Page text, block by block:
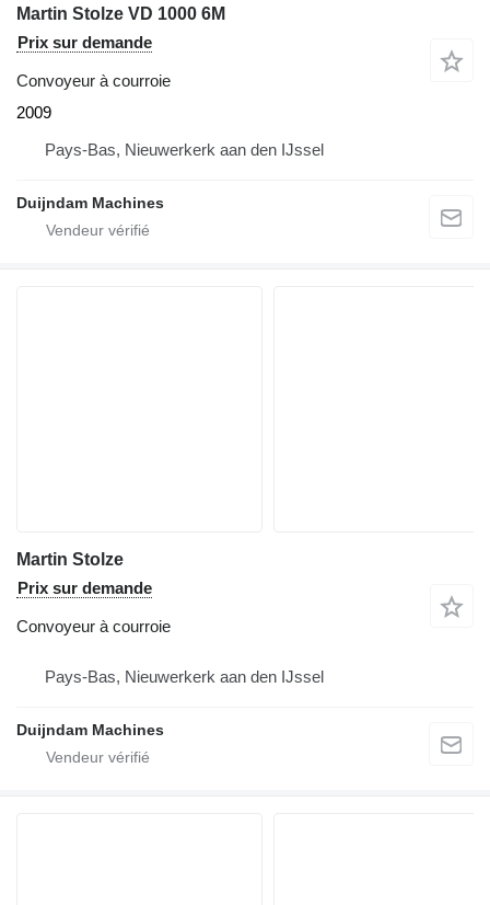
Martin Stolze VD 1000 6M
Prix sur demande
Convoyeur à courroie
2009
Pays-Bas, Nieuwerkerk aan den IJssel
Duijndam Machines
Martin Stolze
Prix sur demande
Convoyeur à courroie
Pays-Bas, Nieuwerkerk aan den IJssel
Duijndam Machines